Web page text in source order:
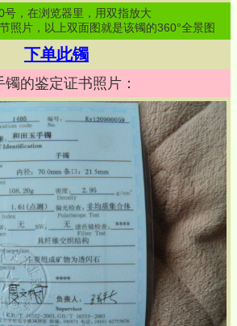
号，在浏览器里，用双指放大
照片，以上双面图就是该镯的360°全景图
下单此镯
镯的鉴定证书照片：